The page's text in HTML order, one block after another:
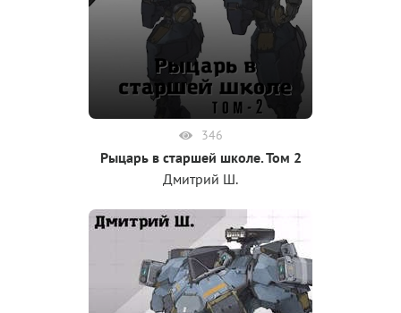
346
Рыцарь в старшей школе. Том 2
Дмитрий Ш.